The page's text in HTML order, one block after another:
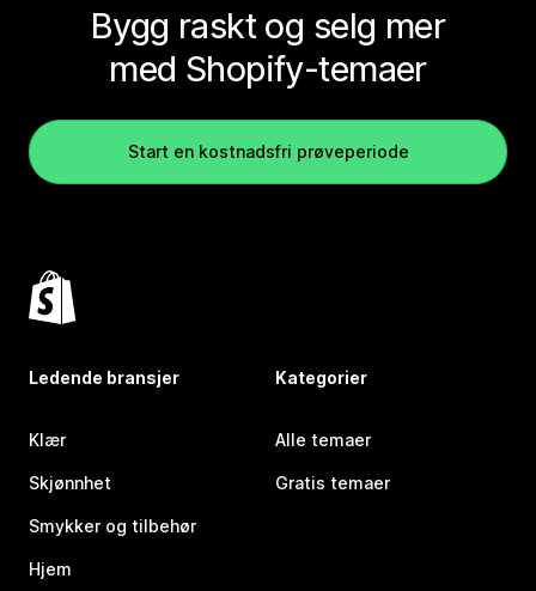
Bygg raskt og selg mer
med Shopify-temaer
Start en kostnadsfri prøveperiode
Ledende bransjer
Klær
Skjønnhet
Smykker og tilbehør
Hjem
Kategorier
Alle temaer
Gratis temaer